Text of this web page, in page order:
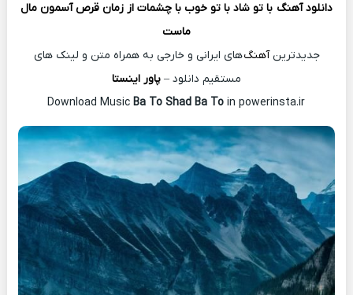
دانلود آهنگ با تو شاد با تو خوب با چشمات از زمان قرص آسمون مال
ماست
جدیدترینآهنگهای ایرانی و خارجی به همراه متن و لینک های
مستقیم دانلود – پاور اینستا
Ba To Shad Ba To in powerinsta.ir